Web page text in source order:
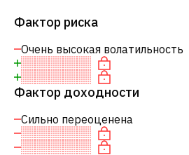
Фактор риска
Очень высокая волатильность
Фактор доходности
Сильно переоценена